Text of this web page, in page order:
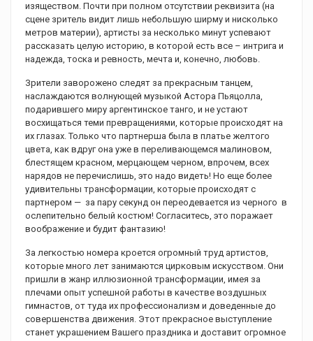
изяществом. Почти при полном отсутствии реквизита (на
сцене зритель видит лишь небольшую ширму и нисколько
метров материи), артисты за несколько минут успевают
рассказать целую историю, в которой есть все – интрига и
надежда, тоска и ревность, мечта и, конечно, любовь.
Зрители заворожено следят за прекрасным танцем,
наслаждаются волнующей музыкой Астора Пьяцолла,
подарившего миру аргентинское танго, и не устают
восхищаться теми превращениями, которые происходят на
их глазах. Только что партнерша была в платье желтого
цвета, как вдруг она уже в переливающемся малиновом,
блестящем красном, мерцающем черном, впрочем, всех
нарядов не перечислишь, это надо видеть! Но еще более
удивительны трансформации, которые происходят с
партнером — за пару секунд он переодевается из черного в
ослепительно белый костюм! Согласитесь, это поражает
воображение и будит фантазию!
За легкостью номера кроется огромный труд артистов,
которые много лет занимаются цирковым искусством. Они
пришли в жанр иллюзионной трансформации, имея за
плечами опыт успешной работы в качестве воздушных
гимнастов, от туда их профессионализм и доведенные до
совершенства движения. Этот прекрасное выступление
станет украшением Вашего праздника и доставит огромное